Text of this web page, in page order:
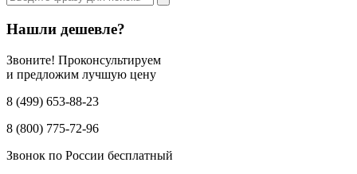
Нашли дешевле?
Звоните! Проконсультируем
и предложим лучшую цену
8 (499) 653-88-23
8 (800) 775-72-96
Звонок по России бесплатный